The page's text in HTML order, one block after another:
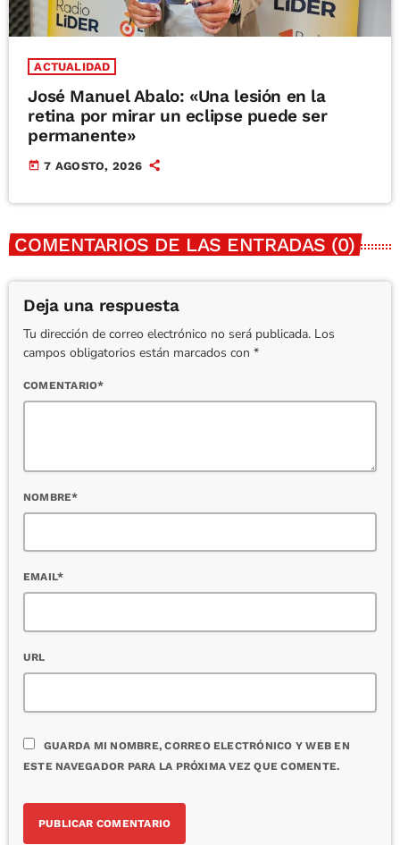
ACTUALIDAD
José Manuel Abalo: «Una lesión en la
retina por mirar un eclipse puede ser
permanente»
today 7 AGOSTO, 2026
COMENTARIOS DE LAS ENTRADAS (0)
Deja una respuesta
Tu dirección de correo electrónico no será publicada. Los
campos obligatorios están marcados con *
COMENTARIO*
NOMBRE*
EMAIL*
URL
GUARDA MI NOMBRE, CORREO ELECTRÓNICO Y WEB EN
ESTE NAVEGADOR PARA LA PRÓXIMA VEZ QUE COMENTE.